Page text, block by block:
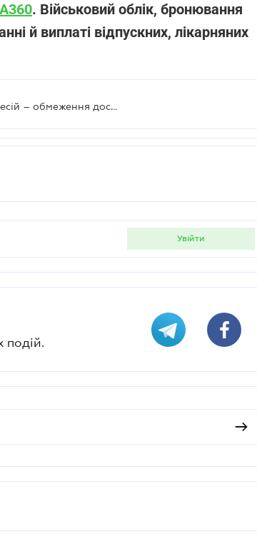
. Військовий облік, бронювання
й виплаті відпускних, лікарняних
Електронний сертифікат для частини професій – обмеження доступу чи вільне пересування в ЄС
увійти
подій.